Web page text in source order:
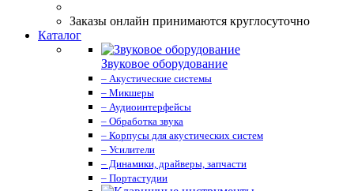
Заказы онлайн принимаются круглосуточно
Каталог
Звуковое оборудование
– Акустические системы
– Микшеры
– Аудиоинтерфейсы
– Обработка звука
– Корпусы для акустических систем
– Усилители
– Динамики, драйверы, запчасти
– Портастудии